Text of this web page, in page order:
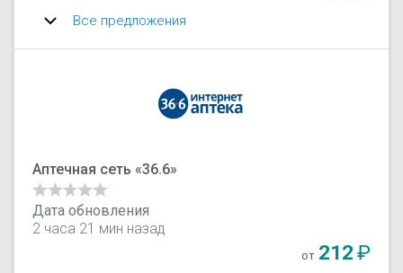
Все предложения
Аптечная сеть «36.6»
Дата обновления
2 часа 21 мин назад
от 212₽